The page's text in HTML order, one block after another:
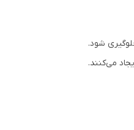
شود.
می‌کنند.